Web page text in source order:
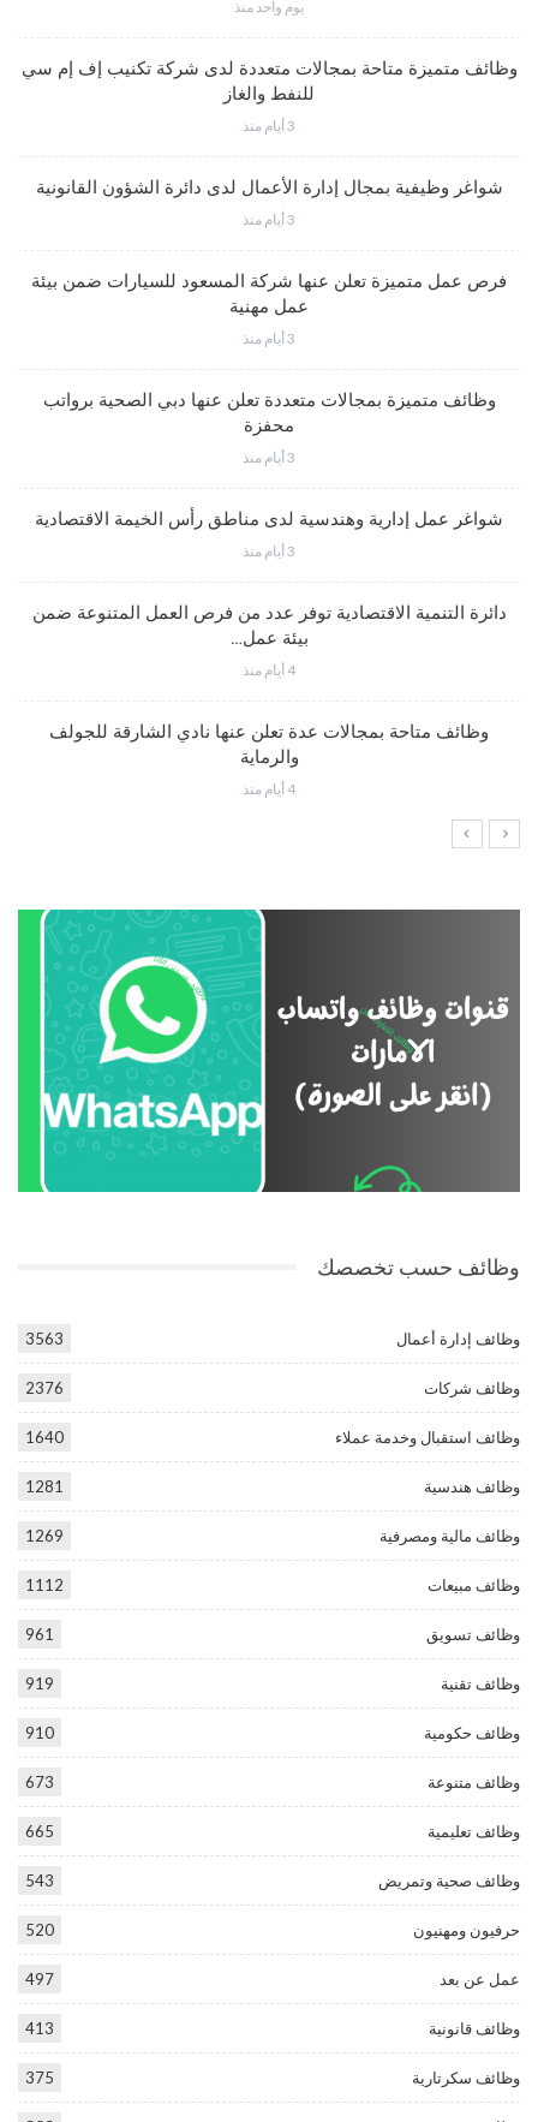
يوم واحد منذ
وظائف متميزة متاحة بمجالات متعددة لدى شركة تكنيب إف إم سي
للنفط والغاز
3 أيام منذ
شواغر وظيفية بمجال إدارة الأعمال لدى دائرة الشؤون القانونية
3 أيام منذ
فرص عمل متميزة تعلن عنها شركة المسعود للسيارات ضمن بيئة
عمل مهنية
3 أيام منذ
وظائف متميزة بمجالات متعددة تعلن عنها دبي الصحية برواتب
محفزة
3 أيام منذ
شواغر عمل إدارية وهندسية لدى مناطق رأس الخيمة الاقتصادية
3 أيام منذ
دائرة التنمية الاقتصادية توفر عدد من فرص العمل المتنوعة ضمن
بيئة عمل…
4 أيام منذ
وظائف متاحة بمجالات عدة تعلن عنها نادي الشارقة للجولف
والرماية
4 أيام منذ
وظائف حسب تخصصك
وظائف إدارة أعمال 3563
وظائف شركات 2376
وظائف استقبال وخدمة عملاء 1640
وظائف هندسية 1281
وظائف مالية ومصرفية 1269
وظائف مبيعات 1112
وظائف تسويق 961
وظائف تقنية 919
وظائف حكومية 910
وظائف متنوعة 673
وظائف تعليمية 665
وظائف صحية وتمريض 543
حرفيون ومهنيون 520
عمل عن بعد 497
وظائف قانونية 413
وظائف سكرتارية 375